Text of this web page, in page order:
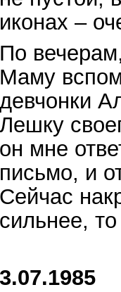
иконах –
По
Маму
девчонки
Лешку
он мне
письмо, и
Сейчас
сильнее,
3.07.1985